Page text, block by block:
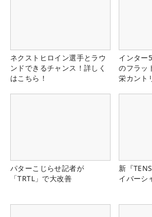
ネクストヒロイン選手とラウ
ンドできるチャンス！詳しく
はこちら！
インター
のフラッ
栄カント
パターこじらせ記者が
「TRTL」で大改善
新『
イバーシ